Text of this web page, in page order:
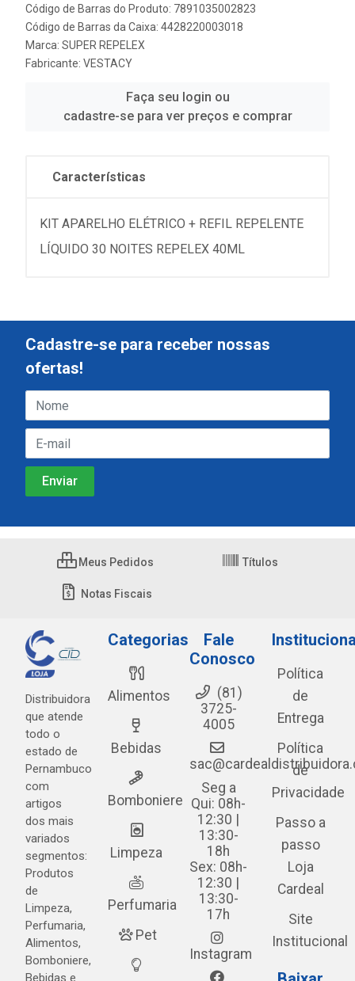
Código de Barras do Produto: 7891035002823
Código de Barras da Caixa: 4428220003018
Marca: SUPER REPELEX
Fabricante: VESTACY
Faça seu login ou
cadastre-se para ver preços e comprar
Características
KIT APARELHO ELÉTRICO + REFIL REPELENTE
LÍQUIDO 30 NOITES REPELEX 40ML
Cadastre-se para receber nossas
ofertas!
Meus Pedidos Títulos
Notas Fiscais
Distribuidora
que atende
todo o
estado de
Pernambuco
com
artigos
dos mais
variados
segmentos:
Produtos
de
Limpeza,
Perfumaria,
Alimentos,
Bomboniere,
Bebidas e
Categorias
Alimentos
Bebidas
Bomboniere
Limpeza
Perfumaria
Pet
Fale
Conosco
(81)
3725-
4005
Seg a
Qui: 08h-
12:30 |
13:30-
18h
Sex: 08h-
12:30 |
13:30-
17h
Instagram
Política
de
Entrega
Política
de
Privacidade
Passo a
passo
Loja
Cardeal
Site
Institucional